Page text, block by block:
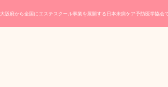
大阪府から全国にエステスクール事業を展開する日本未病ケア予防医学協会で